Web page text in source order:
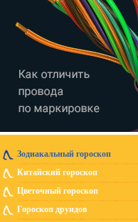
Зодиакальный гороскоп
Китайский гороскоп
Цветочный гороскоп
Гороскоп друидов